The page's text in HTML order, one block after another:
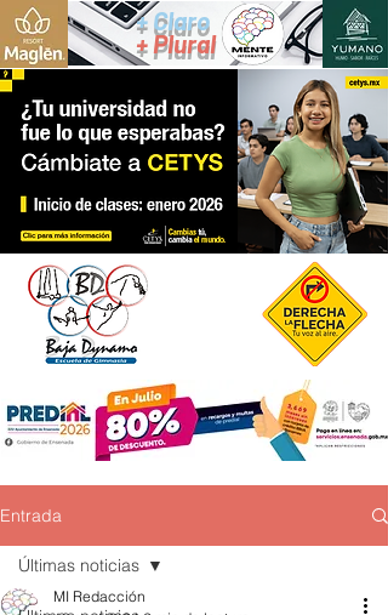
+ Claro
+ Plural
Entrada
Últimas noticias
MI Redacción